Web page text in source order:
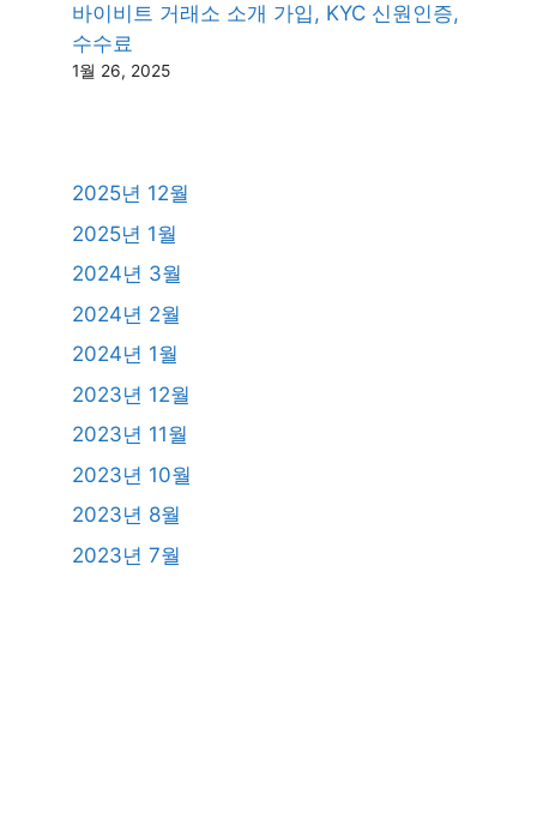
바이비트 거래소 소개 가입, KYC 신원인증,
수수료
1월 26, 2025
2025년 12월
2025년 1월
2024년 3월
2024년 2월
2024년 1월
2023년 12월
2023년 11월
2023년 10월
2023년 8월
2023년 7월